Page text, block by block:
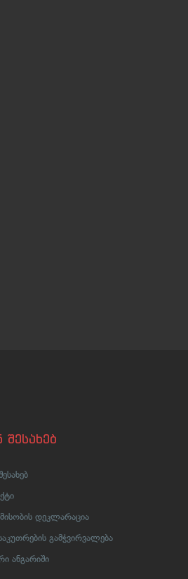
შესახებ
დეკლარაცია
გამჭვირვალება
ანგარიში